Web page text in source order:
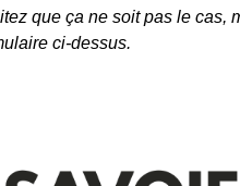
que ça ne soit pas le cas,
ci-dessus.